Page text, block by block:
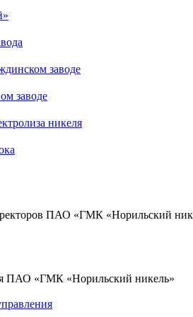
заводе
заводе
никеля
ПАО «ГМК «Норильский
ПАО «ГМК «Норильский никель»